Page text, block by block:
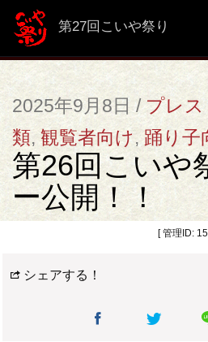
第27回こいや祭り
2025年9月8日 /プレ
類,観覧者向け,踊り子
第26回こいや
ー公開！！
[ 管理ID:
シェアする！